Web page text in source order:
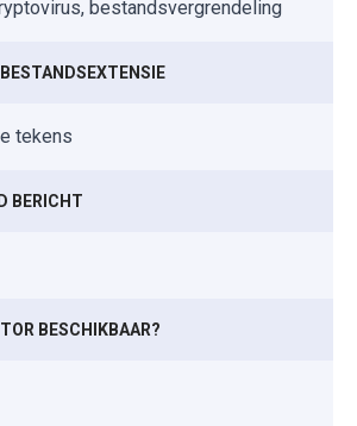
bestandsvergrendeling
tekens
BERICHT
BESCHIKBAAR?